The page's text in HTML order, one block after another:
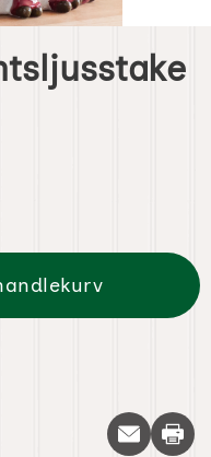
Adventsljusstake röd
Skriv